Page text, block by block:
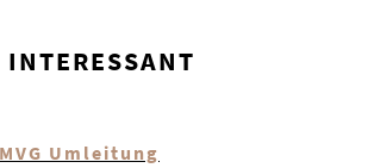
MVG Umleitung